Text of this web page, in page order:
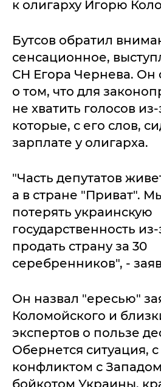
к олигарху Игорю
Бутсов обратил
сенсационное,
СН Егора Чернева. Он
о том, что для
не хватить голосов
которые, с его слов,
зарплате у олигарха.
"Часть депутатов
а в стране "Приват".
потерять украинскую
государственность
продать страну за 30
серебренников", -
Он назвал "ересью"
Коломойского и
экспертов о пользе
Обернется ситуация, с
конфликтом с
бойкотом Украины,